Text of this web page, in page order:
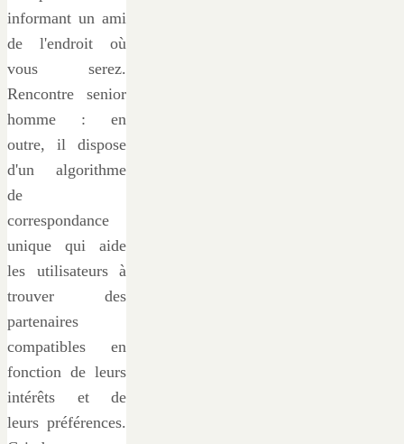
informant un ami
de l'endroit où
vous serez.
Rencontre senior
homme : en
outre, il dispose
d'un algorithme
de
correspondance
unique qui aide
les utilisateurs à
trouver des
partenaires
compatibles en
fonction de leurs
intérêts et de
leurs préférences.